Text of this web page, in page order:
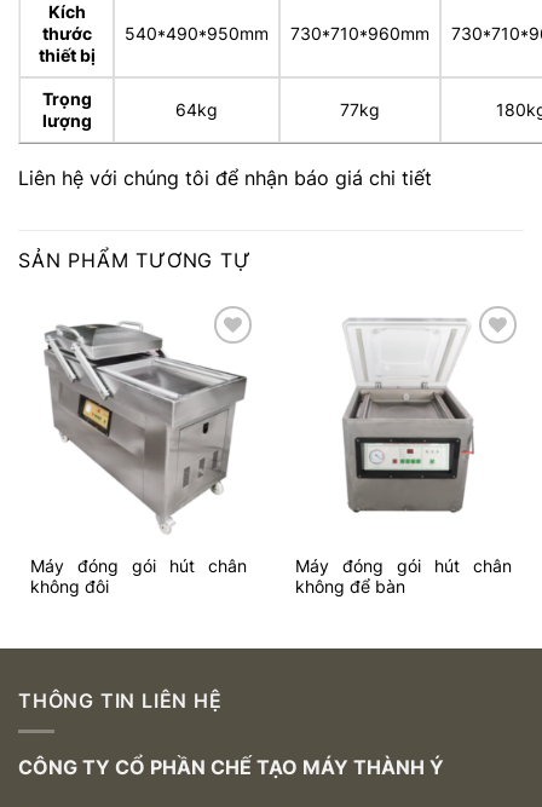
Kích
thước
thiết bị
540*490*950mm 730*710*960mm
Trọng
lượng
64kg 77kg
Liên hệ với chúng tôi để nhận báo giá chi tiết
SẢN PHẨM TƯƠNG TỰ
Add to
wishlist
Máy đóng gói hút chân
không đôi
Add to
wishlist
Máy đóng gói hút chân
không để bàn
THÔNG TIN LIÊN HỆ
CÔNG TY CỔ PHẦN CHẾ TẠO MÁY THÀNH Ý